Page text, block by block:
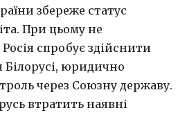
збереже статус
При цьому не
спробує здійснити
юридично
через Союзну державу.
втратить наявні